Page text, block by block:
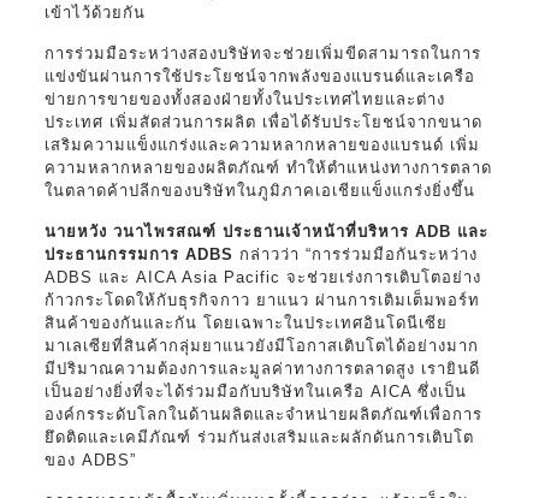
เข้าไว้ด้วยกัน
การร่วมมือระหว่างสองบริษัทจะช่วยเพิ่มขีดสามารถในการ
แข่งขันผ่านการใช้ประโยชน์จากพลังของแบรนด์และเครือ
ข่ายการขายของทั้งสองฝ่ายทั้งในประเทศไทยและต่าง
ประเทศ เพิ่มสัดส่วนการผลิต เพื่อได้รับประโยชน์จากขนาด
เสริมความแข็งแกร่งและความหลากหลายของแบรนด์ เพิ่ม
ความหลากหลายของผลิตภัณฑ์ ทำให้ตำแหน่งทางการตลาด
ในตลาดค้าปลีกของบริษัทในภูมิภาคเอเชียแข็งแกร่งยิ่งขึ้น
นายหวัง วนาไพรสณฑ์ ประธานเจ้าหน้าที่บริหาร ADB และ
ประธานกรรมการ ADBS กล่าวว่า “การร่วมมือกันระหว่าง
ADBS และ AICA Asia Pacific จะช่วยเร่งการเติบโตอย่าง
ก้าวกระโดดให้กับธุรกิจกาว ยาแนว ผ่านการเติมเต็มพอร์ท
สินค้าของกันและกัน โดยเฉพาะในประเทศอินโดนีเซีย
มาเลเซียที่สินค้ากลุ่มยาแนวยังมีโอกาสเติบโตได้อย่างมาก
มีปริมาณความต้องการและมูลค่าทางการตลาดสูง เรายินดี
เป็นอย่างยิ่งที่จะได้ร่วมมือกับบริษัทในเครือ AICA ซึ่งเป็น
องค์กรระดับโลกในด้านผลิตและจำหน่ายผลิตภัณฑ์เพื่อการ
ยึดติดและเคมีภัณฑ์ ร่วมกันส่งเสริมและผลักดันการเติบโต
ของ ADBS”